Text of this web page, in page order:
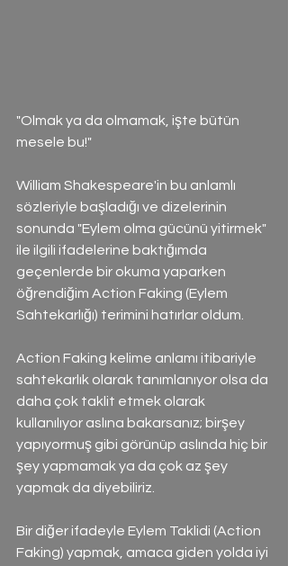
"Olmak ya da olmamak, işte bütün
mesele bu!"
William Shakespeare'in bu anlamlı
sözleriyle başladığı ve dizelerinin
sonunda "Eylem olma gücünü yitirmek"
ile ilgili ifadelerine baktığımda
geçenlerde bir okuma yaparken
öğrendiğim Action Faking (Eylem
Sahtekarlığı) terimini hatırlar oldum.
Action Faking kelime anlamı itibariyle
sahtekarlık olarak tanımlanıyor olsa da
daha çok taklit etmek olarak
kullanılıyor aslına bakarsanız; birşey
yapıyormuş gibi görünüp aslında hiç bir
şey yapmamak ya da çok az şey
yapmak da diyebiliriz.
Bir diğer ifadeyle Eylem Taklidi (Action
Faking) yapmak, amaca giden yolda iyi